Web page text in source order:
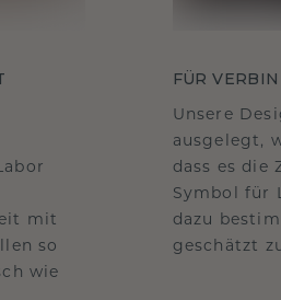
mit
so
wie
FÜR
Unsere
ausgelegt,
dass es die
Symbol für
dazu
geschätzt